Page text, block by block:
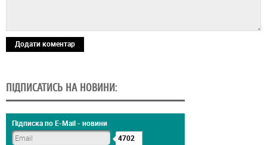
Додати коментар
ПІДПИСАТИСЬ НА НОВИНИ:
Підписка по E-Mail - новини
4702